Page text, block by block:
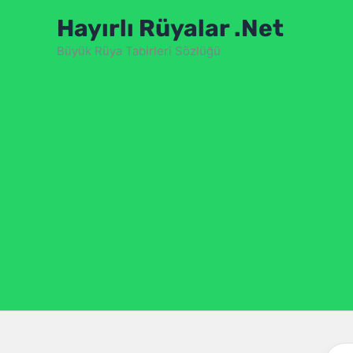
Hayırlı Rüyalar .Net
Büyük Rüya Tabirleri Sözlüğü